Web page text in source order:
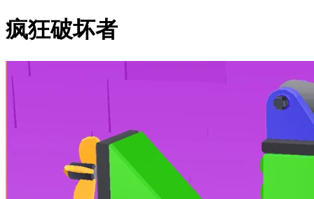
疯狂破坏者